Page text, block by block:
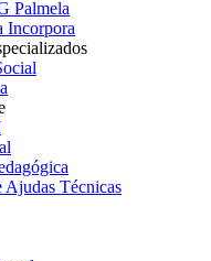
Palmela
Incorpora
Ajudas Técnicas